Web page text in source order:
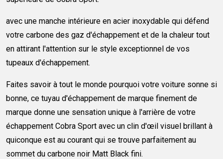
avec une manche intérieure en acier inoxydable qui défend
votre carbone des gaz d'échappement et de la chaleur tout
en attirant l'attention sur le style exceptionnel de vos
tupeaux d'échappement.
Faites savoir à tout le monde pourquoi votre voiture sonne si
bonne, ce tuyau d'échappement de marque finement de
marque donne une sensation unique à l'arrière de votre
échappement Cobra Sport avec un clin d'œil visuel brillant à
quiconque est au courant qui se trouve parfaitement au
sommet du carbone noir Matt Black fini.